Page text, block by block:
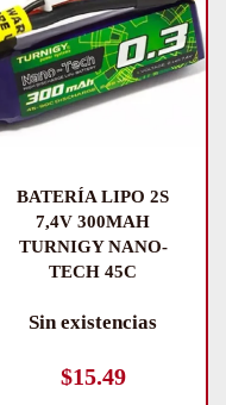
BATERÍA LIPO 2S
7,4V 300MAH
TURNIGY NANO-
TECH 45C
Sin existencias
$15.49